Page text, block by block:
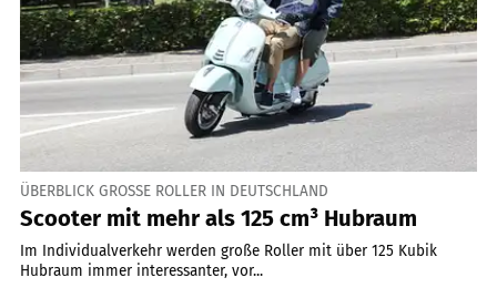
ÜBERBLICK GROSSE ROLLER IN DEUTSCHLAND
Scooter mit mehr als 125 cm³ Hubraum
Im Individualverkehr werden große Roller mit über 125 Kubik
Hubraum immer interessanter, vor...